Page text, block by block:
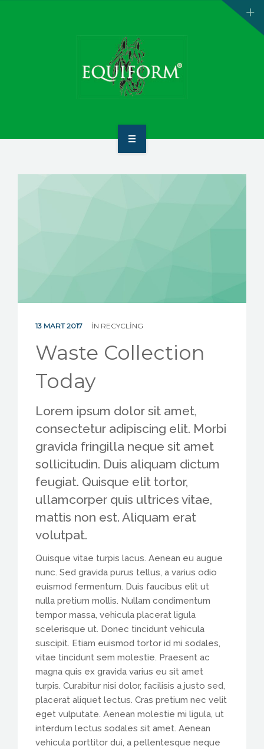
13 MART 2017 IN RECYCLING
Waste Collection
Today
Lorem ipsum dolor sit amet,
consectetur adipiscing elit. Morbi
gravida fringilla neque sit amet
sollicitudin. Duis aliquam dictum
feugiat. Quisque elit tortor,
ullamcorper quis ultrices vitae,
mattis non est. Aliquam erat
volutpat.
Quisque vitae turpis lacus. Aenean eu augue
nunc. Sed gravida purus tellus, a varius odio
euismod fermentum. Duis faucibus elit ut
nulla pretium mollis. Nullam condimentum
tempor massa, vehicula placerat ligula
scelerisque ut. Donec tincidunt vehicula
suscipit. Etiam euismod tortor id mi sodales,
vitae tincidunt sem molestie. Praesent ac
magna quis ex gravida varius eu sit amet
turpis. Curabitur nisi dolor, facilisis a justo sed,
placerat aliquet lectus. Cras pretium nec velit
eget vulputate. Aenean molestie mi ligula, ut
interdum lectus sodales sit amet. Aenean
vehicula porttitor dui, a pellentesque neque